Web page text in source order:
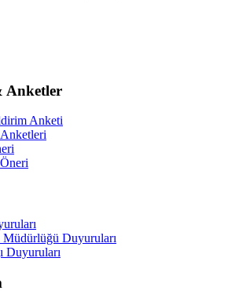
Anketler
Anketi
Müdürlüğü Duyuruları
Duyuruları